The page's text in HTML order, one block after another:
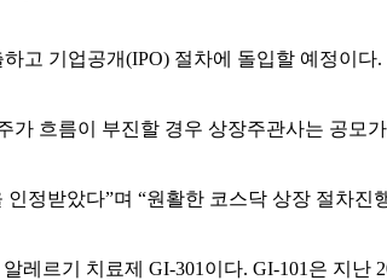
기업공개(IPO) 절차에 돌입할 예정이다.
흐름이 부진할 경우 상장주관사는 공모
정받았다”며 “원활한 코스닥 상장 절차진
르기 치료제 GI-301이다. GI-101은 지난